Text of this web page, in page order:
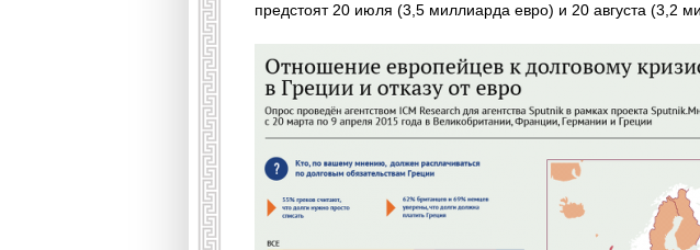
предстоят 20 июля (3,5 миллиарда евро) и 20 августа (3,2